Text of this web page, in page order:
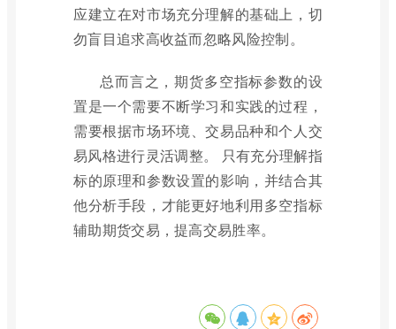
应建立在对市场充分理解的基础上，切
勿盲目追求高收益而忽略风险控制。
总而言之，期货多空指标参数的设
置是一个需要不断学习和实践的过程，
需要根据市场环境、交易品种和个人交
易风格进行灵活调整。 只有充分理解指
标的原理和参数设置的影响，并结合其
他分析手段，才能更好地利用多空指标
辅助期货交易，提高交易胜率。